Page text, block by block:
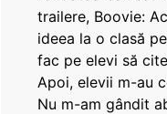
trailere, Boovie:
ideea la o clasă
fac pe elevi să
Apoi, elevii m-au
Nu m-am gândit